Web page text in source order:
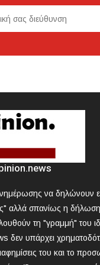
την Κυριακή
42χρονος που
σε 25χρονο
που
από γρίπη - 8
να δηλώνουν
αλλά σπανίως η δήλωση
τη "γραμμή" του
δεν υπάρχει
του και το